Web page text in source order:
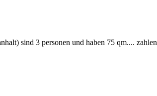
sind 3 personen und haben 75 qm....